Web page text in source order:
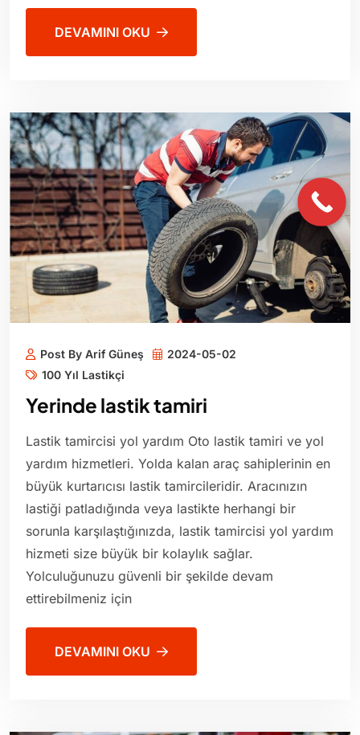
DEVAMINI OKU
Post By Arif Güneş
2024-05-02
100 Yıl Lastikçi
Yerinde lastik tamiri
Lastik tamircisi yol yardım Oto lastik tamiri ve yol
yardım hizmetleri. Yolda kalan araç sahiplerinin en
büyük kurtarıcısı lastik tamircileridir. Aracınızın
lastiği patladığında veya lastikte herhangi bir
sorunla karşılaştığınızda, lastik tamircisi yol yardım
hizmeti size büyük bir kolaylık sağlar.
Yolculuğunuzu güvenli bir şekilde devam
ettirebilmeniz için
DEVAMINI OKU